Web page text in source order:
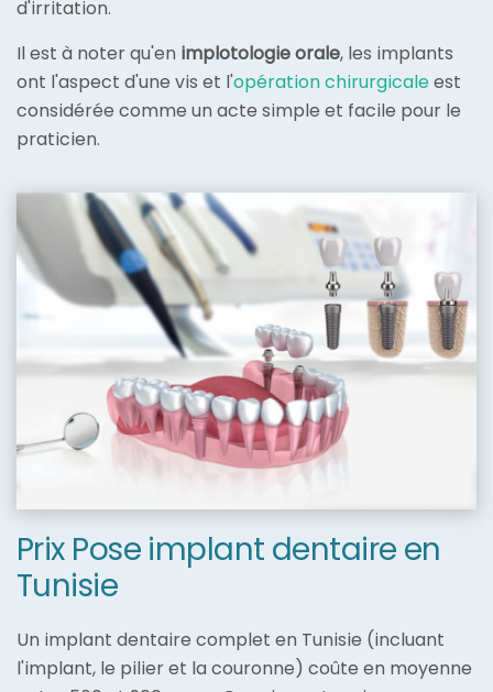
d'irritation.
Il est à noter qu'en implotologie orale, les implants
ont l'aspect d'une vis et l'opération chirurgicaleest
considérée comme un acte simple et facile pour le
praticien.
Prix Pose implant dentaire en
Tunisie
Un implant dentaire complet en Tunisie (incluant
l'implant, le pilier et la couronne) coûte en moyenne